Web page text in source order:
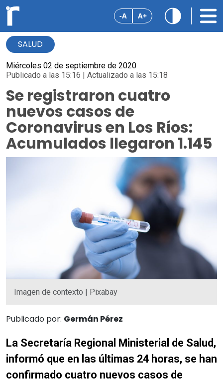
-A A+
SALUD
Miércoles 02 de septiembre de 2020
Publicado a las 15:16 | Actualizado a las 15:18
Se registraron cuatro
nuevos casos de
Coronavirus en Los Ríos:
Acumulados llegaron 1.145
Imagen de contexto | Pixabay
Publicado por: Germán Pérez
La Secretaría Regional Ministerial de Salud,
informó que en las últimas 24 horas, se han
confirmado cuatro nuevos casos de